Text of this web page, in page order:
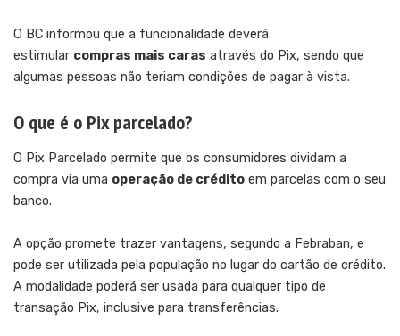
O BC informou que a funcionalidade deverá
estimular compras mais caras através do Pix, sendo que
algumas pessoas não teriam condições de pagar à vista.
O que é o Pix parcelado?
O Pix Parcelado permite que os consumidores dividam a
compra via uma operação de crédito em parcelas com o seu
banco.
A opção promete trazer vantagens, segundo a Febraban, e
pode ser utilizada pela população no lugar do cartão de crédito.
A modalidade poderá ser usada para qualquer tipo de
transação Pix, inclusive para transferências.